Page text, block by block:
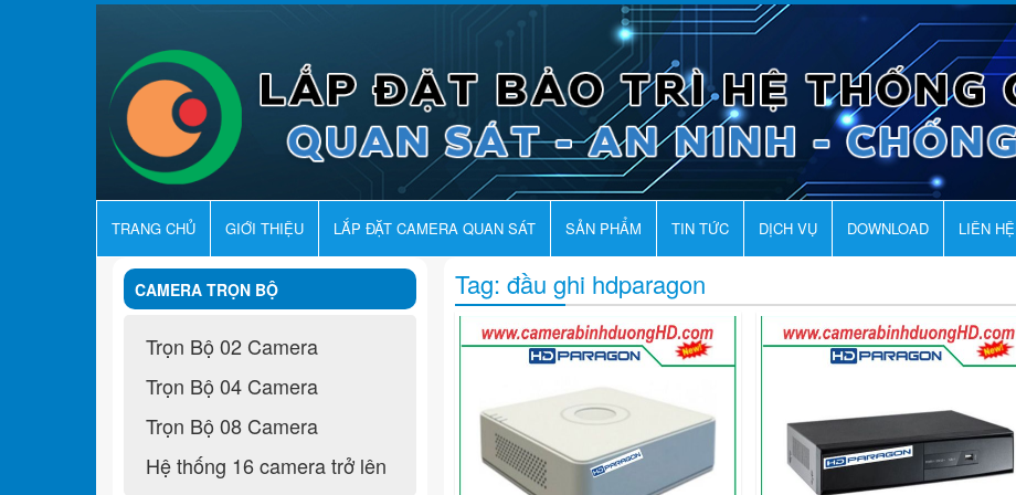
TRANG CHỦ GIỚI THIỆU LẮP ĐẶT CAMERA QUAN SÁT SẢN PHẨM TIN TỨC DỊCH VỤ DOWNLOAD LIÊN HỆ
Tag: đầu ghi hdparagon
CAMERA TRỌN BỘ
Trọn Bộ 02 Camera
Trọn Bộ 04 Camera
Trọn Bộ 08 Camera
Hệ thống 16 camera trở lên